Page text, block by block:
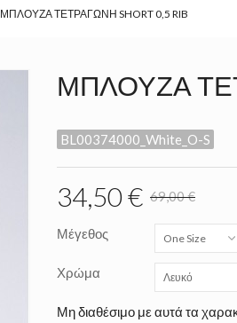
ΜΠΛΟΎΖΑ ΤΕΤΡΆΓΩΝΗ SHORT 0,5 RIB
ΜΠΛΟΎΖΑ
BL00374000_White_O-S
34,50 € 69,00 €
Μέγεθος One Size
Χρώμα Λευκό
Μη διαθέσιμο με αυτά τα